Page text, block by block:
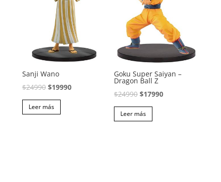
Sanji Wano
$24990 El
precio
original
$19990El
Leer más
Goku Super Saiyan –
Dragon Ball Z
$24990 El
precio
original
$17990El
Leer más